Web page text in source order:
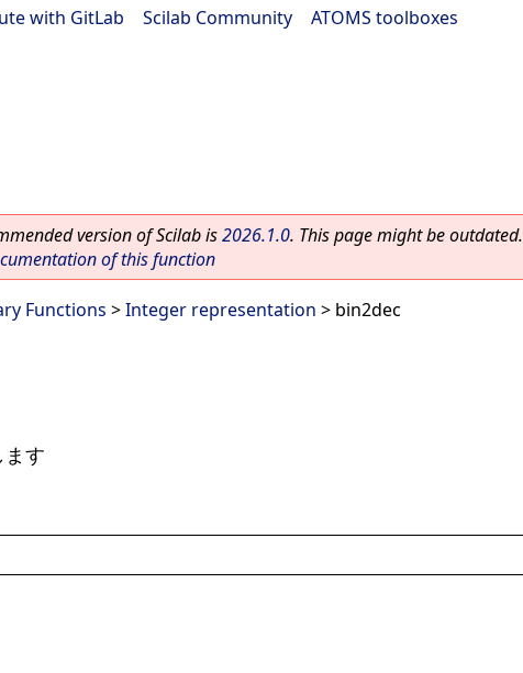
with GitLab Scilab Community ATOMS toolboxes
version of Scilab is2026.1.0. This page might be outdated.
of this function
Functions >Integer representation > bin2dec
す